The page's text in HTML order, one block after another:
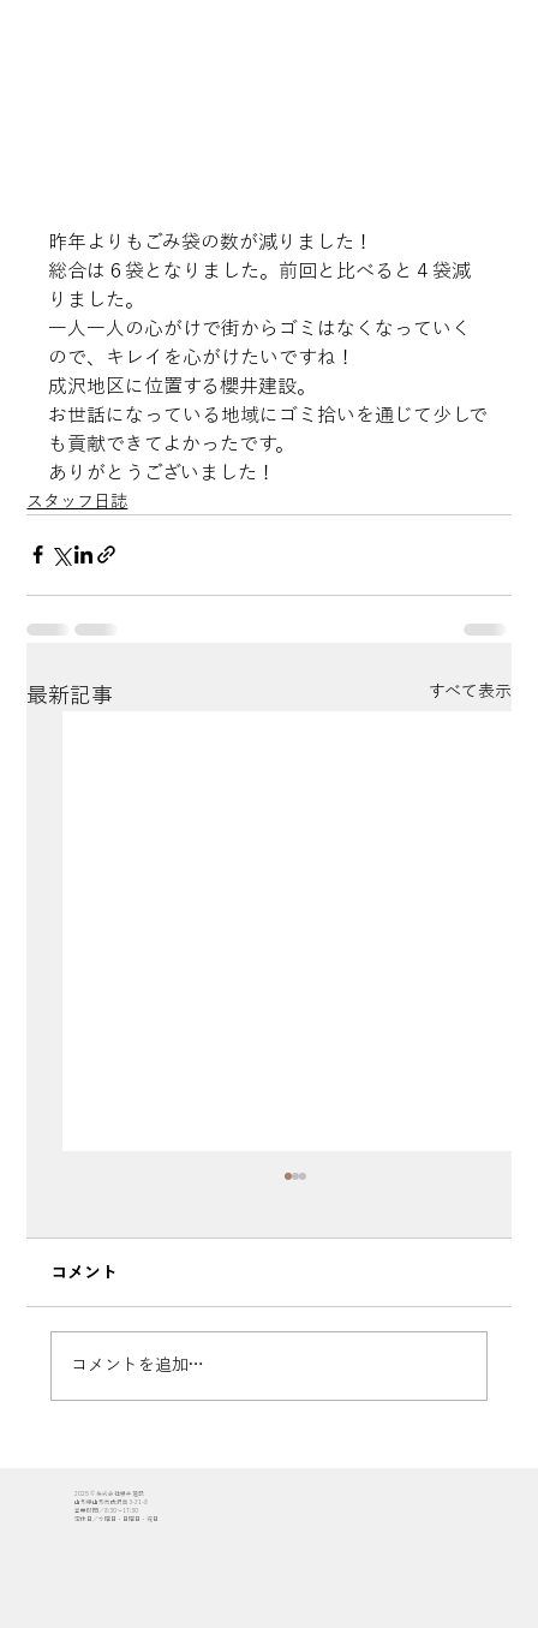
昨年よりもごみ袋の数が減りました！
総合は６袋となりました。前回と比べると４袋減
りました。
一人一人の心がけで街からゴミはなくなっていく
ので、キレイを心がけたいですね！
成沢地区に位置する櫻井建設。
お世話になっている地域にゴミ拾いを通じて少しで
も貢献できてよかったです。
ありがとうございました！
スタッフ日誌
最新記事 すべて表示
ぴ」オープニングセレモニーを開催しま
コメント
コメントを追加…
2025 © 株式会社櫻井建設
山形県山形市成沢西3-21-8
営業時間／8:30〜17:30
定休日／水曜日・日曜日・祝日